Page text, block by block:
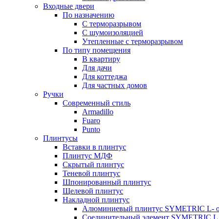
Входные двери
По назначению
С терморазрывом
С шумоизоляцией
Утепленные с терморазрывом
По типу помещения
В квартиру
Для дачи
Для коттеджа
Для частных домов
Ручки
Современный стиль
Armadillo
Fuaro
Punto
Плинтусы
Вставки в плинтус
Плинтус МДФ
Скрытый плинтус
Теневой плинтус
Шпонированный плинтус
Щелевой плинтус
Накладной плинтус
Алюминиевый плинтус SYMETRIC L-
Соединительный элемент SYMETRIC L